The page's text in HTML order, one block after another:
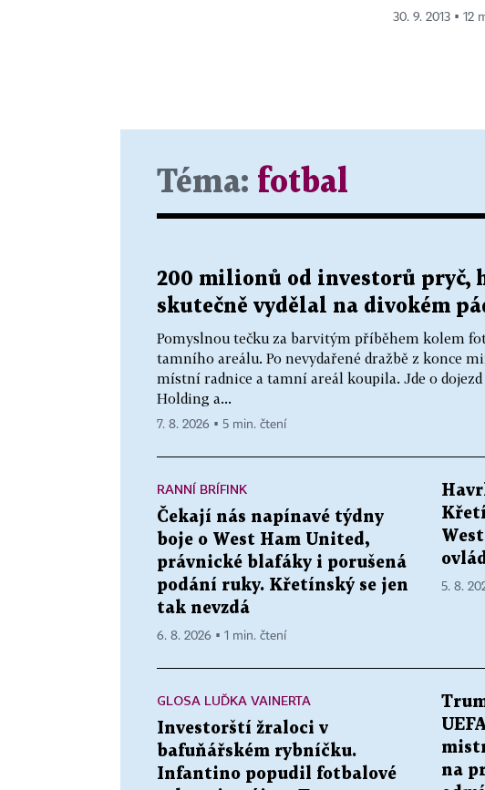
30. 9. 2013 ▪ 12
Téma: fotbal
200 milionů od investorů pryč,
skutečně vydělal na divokém
Pomyslnou tečku za barvitým příběhem kolem
tamního areálu. Po nevydařené dražbě z konce
místní radnice a tamní areál koupila. Jde o
Holding a...
7. 8. 2026 ▪ 5 min. čtení
RANNÍ BRÍFINK
Čekají nás napínavé týdny
boje o West Ham United,
právnické blafáky i porušená
podání ruky. Křetínský se jen
tak nevzdá
6. 8. 2026 ▪ 1 min. čtení
5. 8.
GLOSA LUĎKA VAINERTA
Investorští žraloci v
bafuňářském rybníčku.
Infantino popudil fotbalové
na